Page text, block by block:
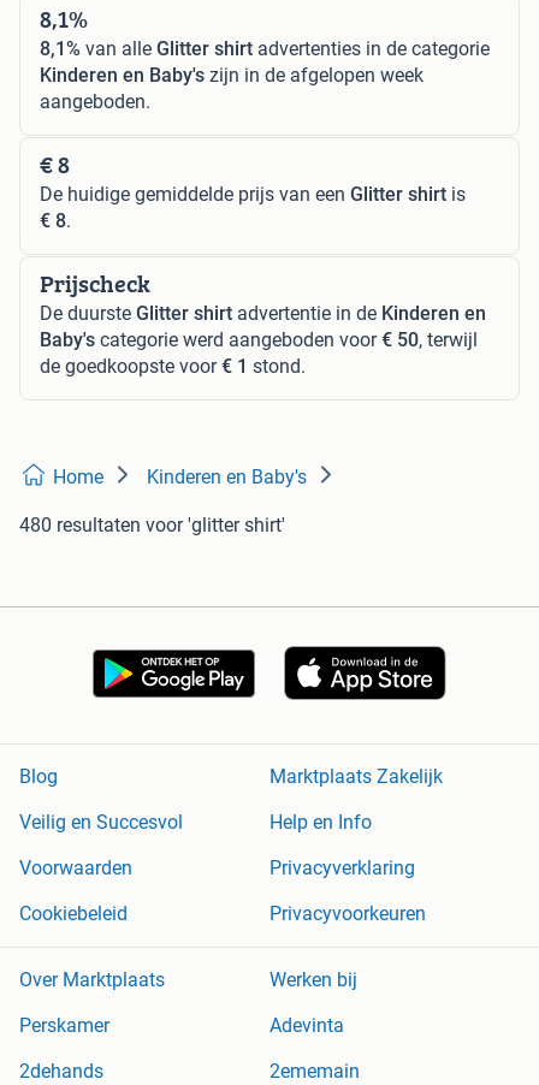
8,1%
8,1% van alle Glitter shirt advertenties in de categorie
Kinderen en Baby's zijn in de afgelopen week
aangeboden.
€ 8
De huidige gemiddelde prijs van een Glitter shirt is
€ 8.
Prijscheck
De duurste Glitter shirt advertentie in de Kinderen en
Baby's categorie werd aangeboden voor€ 50, terwijl
de goedkoopste voor€ 1 stond.
Home Kinderen en Baby's
480 resultaten voor 'glitter shirt'
Blog
Marktplaats Zakelijk
Veilig en Succesvol
Help en Info
Voorwaarden
Privacyverklaring
Cookiebeleid
Privacyvoorkeuren
Over Marktplaats
Werken bij
Perskamer
Adevinta
2dehands
2ememain